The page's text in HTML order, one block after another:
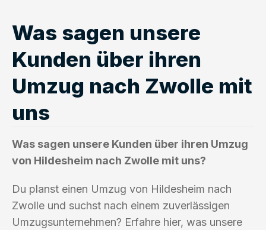
Was sagen unsere
Kunden über ihren
Umzug nach Zwolle mit
uns
Was sagen unsere Kunden über ihren Umzug
von Hildesheim nach Zwolle mit uns?
Du planst einen Umzug von Hildesheim nach
Zwolle und suchst nach einem zuverlässigen
Umzugsunternehmen? Erfahre hier, was unsere